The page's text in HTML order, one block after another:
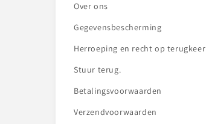
Over ons
Gegevensbescherming
Herroeping en recht op terugkeer
Stuur terug.
Betalingsvoorwaarden
Verzendvoorwaarden